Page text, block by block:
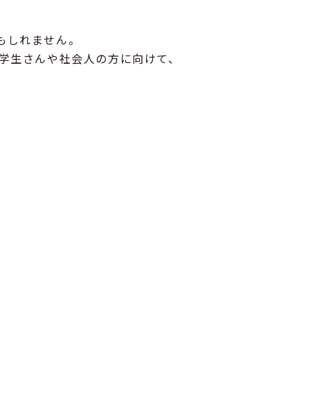
れません。
さんや社会人の方に向けて、